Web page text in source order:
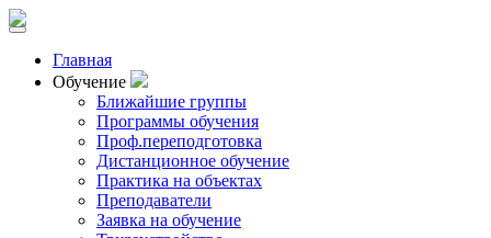
Главная
Обучение
Ближайшие группы
Программы обучения
Проф.переподготовка
Дистанционное обучение
Практика на объектах
Преподаватели
Заявка на обучение